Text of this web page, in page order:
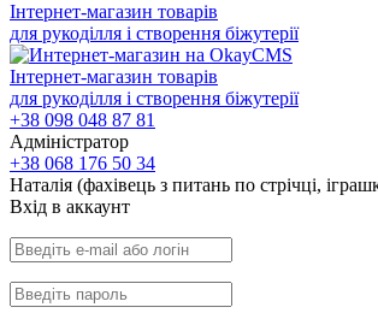
Інтернет-магазин товарів
для рукоділля і створення біжутерії
Інтернет-магазин товарів
для рукоділля і створення біжутерії
+38 098 048 87 81
Адміністратор
+38 068 176 50 34
Наталія (фахівець з питань по стрічці,
Вхiд в аккаунт